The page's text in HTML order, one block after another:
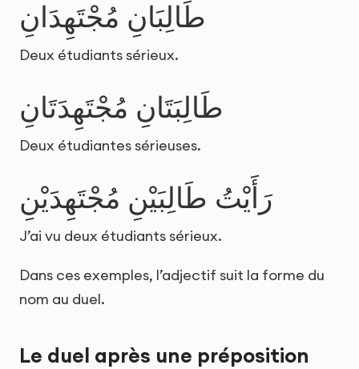
طَالِبَانِ مُجْتَهِدَانِ
Deux étudiants sérieux.
طَالِبَتَانِ مُجْتَهِدَتَانِ
Deux étudiantes sérieuses.
رَأَيْتُ طَالِبَيْنِ مُجْتَهِدَيْنِ
J’ai vu deux étudiants sérieux.
Dans ces exemples, l’adjectif suit la forme du
nom au duel.
Le duel après une préposition